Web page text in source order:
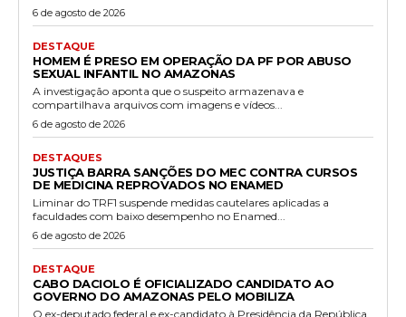
6 de agosto de 2026
DESTAQUE
HOMEM É PRESO EM OPERAÇÃO DA PF POR ABUSO
SEXUAL INFANTIL NO AMAZONAS
A investigação aponta que o suspeito armazenava e
compartilhava arquivos com imagens e vídeos...
6 de agosto de 2026
DESTAQUES
JUSTIÇA BARRA SANÇÕES DO MEC CONTRA CURSOS
DE MEDICINA REPROVADOS NO ENAMED
Liminar do TRF1 suspende medidas cautelares aplicadas a
faculdades com baixo desempenho no Enamed...
6 de agosto de 2026
DESTAQUE
CABO DACIOLO É OFICIALIZADO CANDIDATO AO
GOVERNO DO AMAZONAS PELO MOBILIZA
O ex-deputado federal e ex-candidato à Presidência da República,